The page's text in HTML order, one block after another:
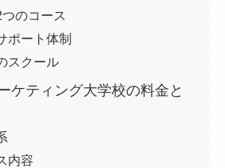
のコース
ポート体制
スクール
ケティング大学校の料金と
内容